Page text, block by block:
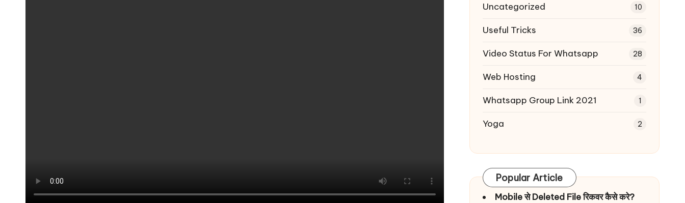
Uncategorized 10
Useful Tricks 36
Video Status For Whatsapp 28
Web Hosting 4
Whatsapp Group Link 2021 1
Yoga 2
Popular Article
Mobile से Deleted File रिकवर कैसे करे?